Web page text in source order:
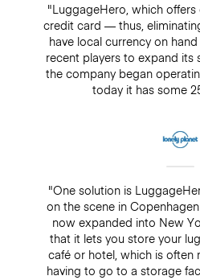
"LuggageHero, which
credit card — thus,
have local currency on
recent players to expand its
the company began
today it has some
"One solution is
on the scene in
now expanded into New
that it lets you store your
café or hotel, which is often
having to go to a storage